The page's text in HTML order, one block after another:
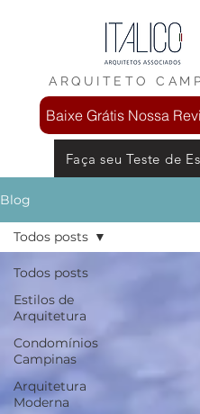
ARQUITETO
Baixe Grátis Nossa
Faça seu Teste de
Blog
Todos posts
Estilos de
Arquitetura
Condomínios
Campinas
Arquitetura
Moderna
Todos posts